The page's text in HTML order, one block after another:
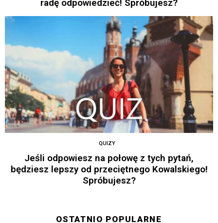
radę odpowiedzieć! Spróbujesz?
QUIZY
Jeśli odpowiesz na połowę z tych pytań,
będziesz lepszy od przeciętnego Kowalskiego!
Spróbujesz?
OSTATNIO POPULARNE